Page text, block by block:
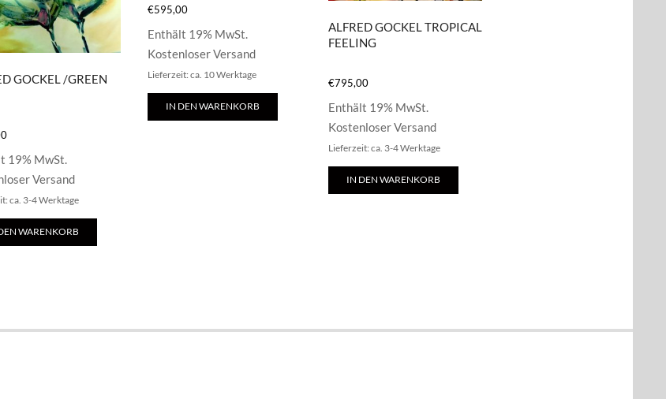
GOCKEL /GREEN
19% MwSt.
Versand
ca. 3-4 Werktage
WARENKORB
€595,00
Enthält 19% MwSt.
Kostenloser Versand
Lieferzeit: ca. 10 Werktage
IN DEN WARENKORB
ALFRED GOCKEL TROPICAL
FEELING
€795,00
Enthält 19% MwSt.
Kostenloser Versand
Lieferzeit: ca. 3-4 Werktage
IN DEN WARENKORB